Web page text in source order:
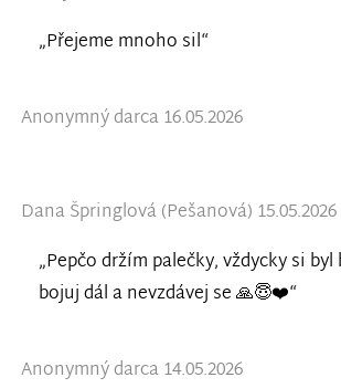
„Přejeme mnoho sil“
Anonymný darca 16.05.2026
Dana Špringlová (Pešanová) 15.05.2026
„Pepčo držím palečky, vždycky si
bojuj dál a nevzdávej se 🙏😇❤️“
Anonymný darca 14.05.2026